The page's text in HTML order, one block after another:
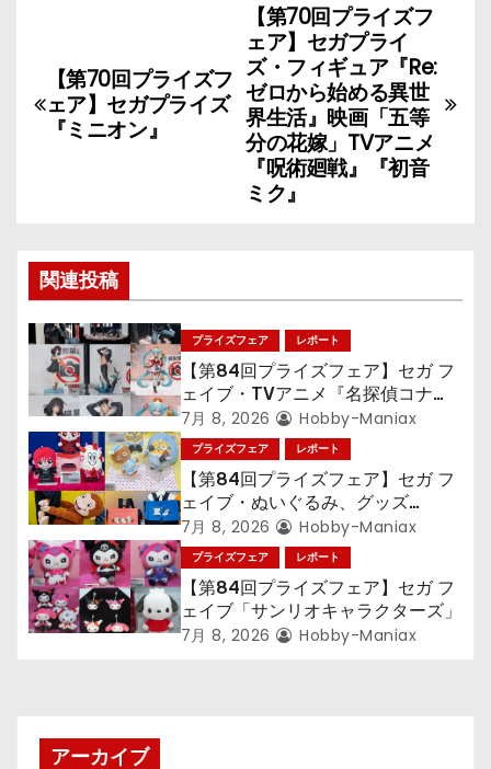
稿
ナ
ー
シ
ョ
ン
【第70回プライズフ
ェア】セガプライ
ズ・フィギュア『Re:
ゼロから始める異世
界生活』映画「五等
分の花嫁」TVアニメ
『呪術廻戦』『初音
ミク』
【第70回プライズフ
ェア】セガプライズ
『ミニオン』
関連投稿
プライズフェア レポート
【第84回プライズフェア】セガ フ
ェイブ・TVアニメ『名探偵コナ
ン』TVアニメ『呪術廻戦』『〈物
語〉シリーズ』「初音ミク」
7月 8, 2026 Hobby-Maniax
プライズフェア レポート
【第84回プライズフェア】セガ フ
ェイブ・ぬいぐるみ、グッズ
『LiSA』『ミニオン』『おさるの
ジョージ』『ポケットモンスター』
7月 8, 2026 Hobby-Maniax
プライズフェア レポート
【第84回プライズフェア】セガ フ
ェイブ「サンリオキャラクターズ」
7月 8, 2026 Hobby-Maniax
アーカイブ